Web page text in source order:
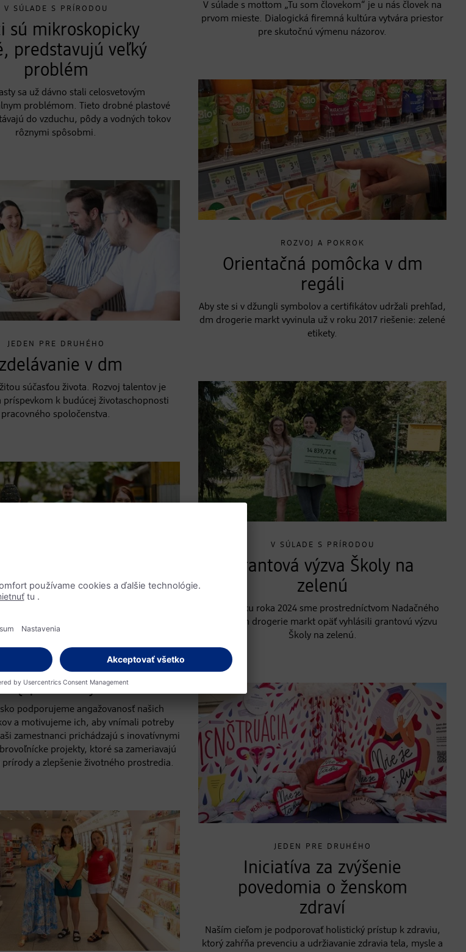
V SÚLADE S PRÍRODOU
sú mikroskopicky
predstavujú veľký
problém
sa už dávno stali celosvetovým
problémom. Tieto drobné plastové
do vzduchu, pôdy a vodných tokov
rôznymi spôsobmi.
JEDEN PRE DRUHÉHO
v dm
súčasťou života. Rozvoj talentov je
k budúcej životaschopnosti
pracovného spoločenstva.
JEDEN PRE DRUHÉHO
firemného
dm
{spoločne}
podporujeme angažovanosť našich
a motivujeme ich, aby vnímali potreby
zamestnanci prichádzajú s inovatívnymi
projekty, ktoré sa zameriavajú
prírody a zlepšenie životného prostredia.
V súlade s mottom „Tu som človekom“ je u nás človek na
prvom mieste. Dialogická firemná kultúra vytvára priestor
pre skutočnú výmenu názorov.
ROZVOJ A POKROK
Orientačná pomôcka v dm
regáli
Aby ste si v džungli symbolov a certifikátov udržali prehľad,
dm drogerie markt vyvinula už v roku 2017 riešenie: zelené
etikety.
V SÚLADE S PRÍRODOU
Grantová výzva Školy na
zelenú
Na začiatku roka 2024 sme prostredníctvom Nadačného
fondu dm drogerie markt opäť vyhlásili grantovú výzvu
Školy na zelenú.
JEDEN PRE DRUHÉHO
Iniciatíva za zvýšenie
povedomia o ženskom
zdraví
Naším cieľom je podporovať holistický prístup k zdraviu,
ktorý zahŕňa prevenciu a udržiavanie zdravia tela, mysle a